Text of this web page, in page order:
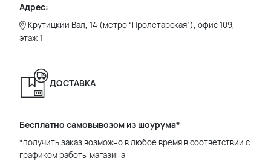
Адрес:
Крутицкий Вал, 14 (метро “Пролетарская”), офис 109,
этаж 1
ДОСТАВКА
Бесплатно самовывозом из шоурума*
*получить заказ возможно в любое время в соответствии с
графиком работы магазина